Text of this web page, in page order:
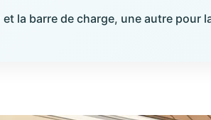
la barre de charge, une autre pour